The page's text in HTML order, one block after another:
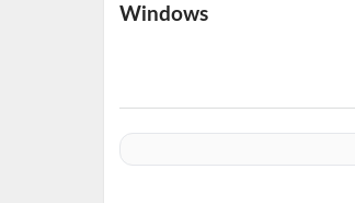
Windows